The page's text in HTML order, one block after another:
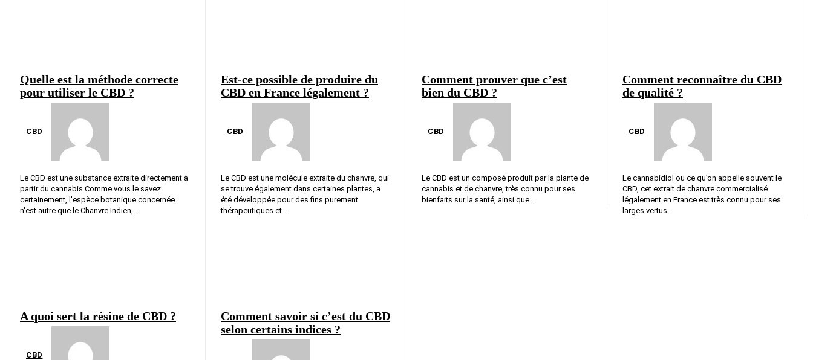
Quelle est la méthode correcte
pour utiliser le CBD ?
CBD
Le CBD est une substance extraite directement à
partir du cannabis.Comme vous le savez
certainement, l'espèce botanique concernée
n'est autre que le Chanvre Indien,...
Est-ce possible de produire du
CBD en France légalement ?
CBD
Le CBD est une molécule extraite du chanvre, qui
se trouve également dans certaines plantes, a
été développée pour des fins purement
thérapeutiques et...
Comment prouver que c’est
bien du CBD ?
CBD
Le CBD est un composé produit par la plante de
cannabis et de chanvre, très connu pour ses
bienfaits sur la santé, ainsi que...
Comment reconnaître du CBD
de qualité ?
CBD
Le cannabidiol ou ce qu’on appelle souvent le
CBD, cet extrait de chanvre commercialisé
légalement en France est très connu pour ses
larges vertus...
A quoi sert la résine de CBD ?
CBD
Comment savoir si c’est du CBD
selon certains indices ?